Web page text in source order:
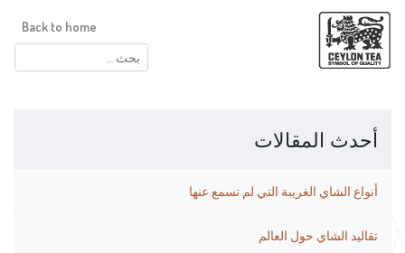
البحث
عن:
Back to home
أحدث المقالات
أنواع الشاي الغريبة التي لم تسمع عنها
تقاليد الشاي حول العالم